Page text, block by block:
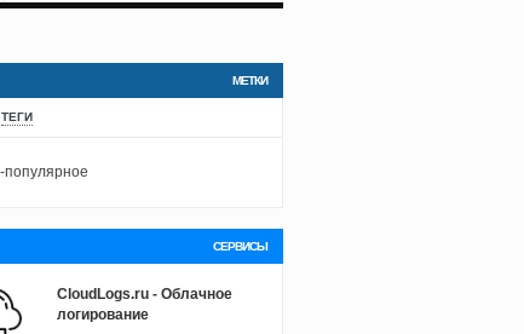
МЕТКИ
ТЕГИ
популярное
СЕРВИСЫ
CloudLogs.ru - Облачное
логирование